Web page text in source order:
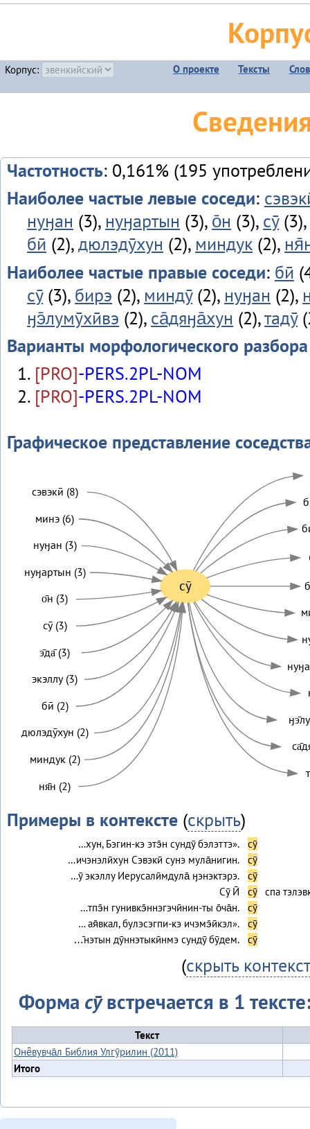
Корпус: О проекте Тексты
Частотность: 0,161% (195
Наиболее частые левые соседи:
нуӈан (3), нуӈартын (3), о̄н (3), сӯ
бӣ (2),дюлэдӯхун (2), миндук (2),
Наиболее частые правые соседи: бӣ
сӯ(3), бирэ (2), миндӯ(2), нуӈан (2),
ӈэ̄лумӯхӣвэ (2), са̄дяӈа̄хун (2),тадӯ
Варианты морфологического разбора
[PRO]-PERS.2PL-NOM
[PRO]-PERS.2PL-NOM
Графическое представление
сӯ
сэвэкӣ (8)
минэ (6)
нуӈан (3)
нуӈартын (3)
о̄н (3)
сӯ (3)
э̄да̄ (3)
экэллу (3)
бӣ (2)
дюлэдӯхун (2)
миндук (2)
ня̄н (2)
Примеры в контексте(скрыть)
…хун, Бэгин-кэ этэ̄н сундӯ бэлэттэ».
сӯ
…ичэнэлӣхун Сэвэкӣ сунэ мула̄нигин.
сӯ
…ӯ экэллу Иерусалӣмдула̄ ӈэнэктэрэ.
сӯ
Сӯ Ӣ
сӯ
спа
…тпэ̄н гунивкэ̄ннэгэчӣнин-ты о̄ча̄н.
сӯ
… ая̄вкал, булэсэгпи-кэ ичэмэ̄ӣкэл».
сӯ
…̄нэтын дӯннэтыкӣнмэ сундӯ бӯдем.
сӯ
(скрыть контекст
Форма сӯвстречается в 1
Текст
Онё̄вувча̄л Библия Улгӯрилин (2011)
Итого